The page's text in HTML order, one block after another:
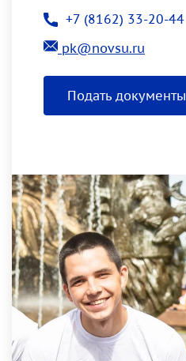
+7 (8162) 33-20-44
pk@novsu.ru
Подать документы